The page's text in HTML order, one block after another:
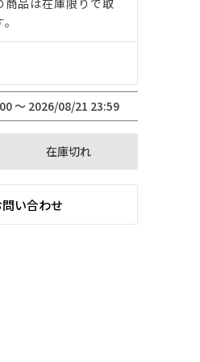
品は在庫限りで取
〜 2026/08/21 23:59
在庫切れ